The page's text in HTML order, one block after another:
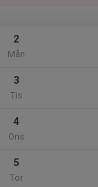
2
Mån
3
Tis
4
Ons
5
Tor